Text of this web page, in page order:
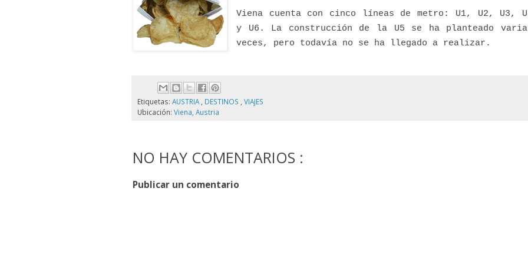
Viena cuenta con cinco líneas de metro: U1, U2, U3,
y U6. La construcción de la U5 se ha planteado
veces, pero todavía no se ha llegado a realizar.
Etiquetas: AUSTRIA DESTINOS
VIAJES
Ubicación: Viena, Austria
NO HAY COMENTARIOS :
Publicar un comentario